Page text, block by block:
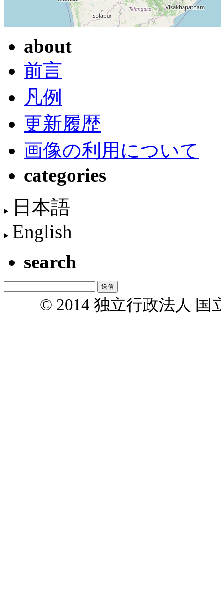
about
前言
凡例
更新履歴
画像の利用について
categories
日本語
English
search
© 2014 独立行政法人 国